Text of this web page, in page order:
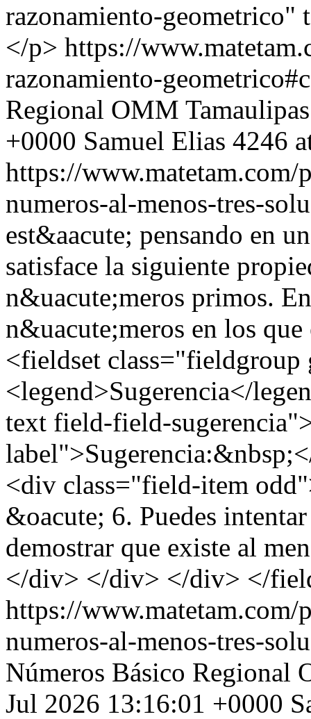
razonamiento-geometrico"
</p> https://
razonamiento-
Regional OMM
+0000 Samuel Elias 4246
https://www.matetam.com/
numeros-al-menos-tres-
est&aacute; pensando en
satisface la siguiente
n&uacute;meros primos.
n&uacute;meros en los
<fieldset class="fieldgroup
<legend>Sugerencia</
text field-field-
<div class="field-item
&oacute; 6. Puedes
demostrar que existe al
</div> </div> </div> </
https://www.matetam.com/
numeros-al-menos-tres-
Números Básico Regional
Jul 2026 13:16:01 +0000